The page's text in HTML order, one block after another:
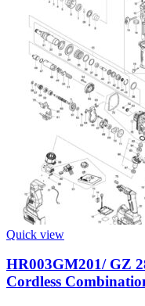
Quick view
HR003GM201/ GZ
Cordless